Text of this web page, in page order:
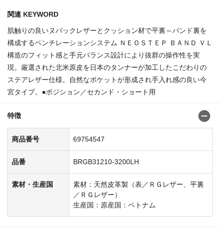
関連 KEYWORD
肌触りの良いヌバックレザーとクッション材で平裏～バンド裏を
構成するベンチレーションシステム ＮＥＯＳＴＥＰ ＢＡＮＤ ＶＬ
構造のフィット感と手元バランス設計により抜群の操作性を実
現。厳選された北米原皮を日本のタンナーが加工したこだわりの
ステアレザー仕様。自然なポケットが形成され手入れ感の良い今
宮タイプ。●ポジション／セカンド・ショート用
特徴
商品番号 69754547
品番 BRGB31210-3200LH
素材・生産国
素材：天然皮革製（表／ＲＧレザー、平裏
／ＲＧレザー）
生産国：原産国：ベトナム